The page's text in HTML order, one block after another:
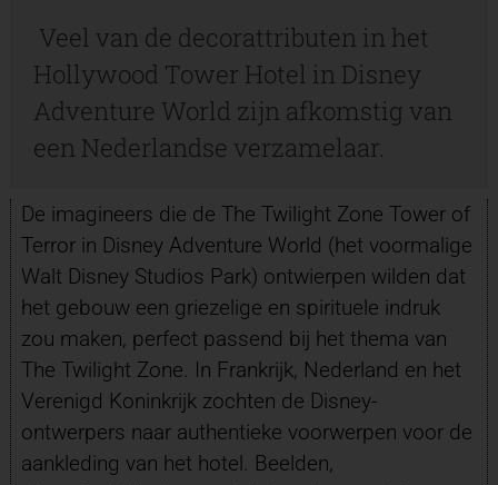
Veel van de decorattributen in het
Hollywood Tower Hotel in Disney
Adventure World zijn afkomstig van
een Nederlandse verzamelaar.
De imagineers die de The Twilight Zone Tower of
Terror in Disney Adventure World (het voormalige
Walt Disney Studios Park) ontwierpen wilden dat
het gebouw een griezelige en spirituele indruk
zou maken, perfect passend bij het thema van
The Twilight Zone. In Frankrijk, Nederland en het
Verenigd Koninkrijk zochten de Disney-
ontwerpers naar authentieke voorwerpen voor de
aankleding van het hotel. Beelden,